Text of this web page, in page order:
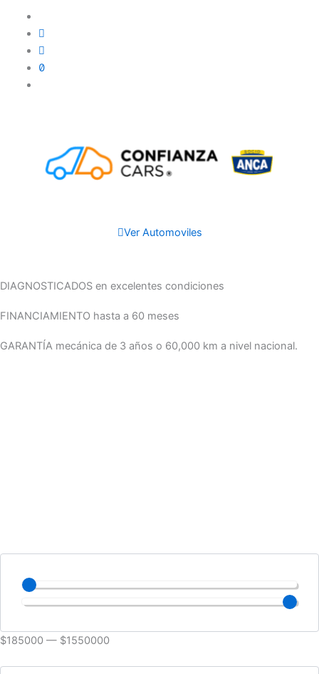
Ver Automoviles
DIAGNOSTICADOS en excelentes condiciones
FINANCIAMIENTO hasta a 60 meses
GARANTÍA mecánica de 3 años o 60,000 km a nivel nacional.
$185000 — $1550000